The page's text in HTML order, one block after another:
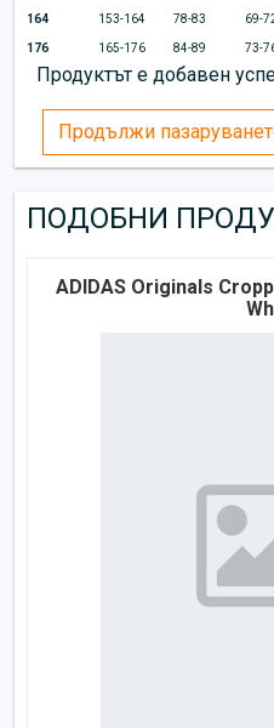
164 153-164 78-83 69-
176 165-176 84-89 73-
Продуктът е добавен
Продължи
ПОДОБНИ
ADIDAS Originals